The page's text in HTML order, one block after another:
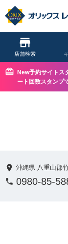
店舗
New予約サイトス
ート回数スタンプ
沖縄県 八重山郡
0980-85-